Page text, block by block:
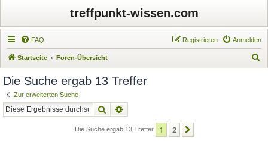
treffpunkt-wissen.com
FAQ Anmelden
Registrieren
Startseite Foren-Übersicht
Die Suche ergab 13 Treffer
Zur erweiterten Suche
Suche
Die Suche ergab 13 Treffer 1 2